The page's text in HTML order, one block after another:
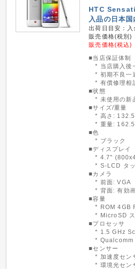
HTC
入品の日本
出荷日目安：
販売価格(税別)
販売価格(税込)
■当店保証体制
* 当店購入後
* 初期不良一
* 有償修理相
■状態
* 未使用の新
■サイズ/重量
* 高さ:
* 重量:
■色
* ブラック
■ディスプレイ
* 4.7"
* S-LCD タッ
■カメラ
* 前面: VGA
* 背面: 有効
■容量
* ROM 4GB
* MicroSD ス
■プロセッサ
* 1.5 GHz
* Qualcomm
■センサー
* 加速度セン
* 環境光セン